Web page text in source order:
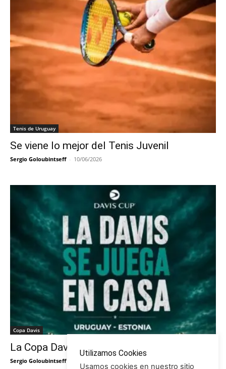
Tenis de Uruguay
Se viene lo mejor del Tenis Juvenil
Sergio Goloubintseff - 10/06/2026
Copa Davis
La Copa Davis vuelve al Círculo
Sergio Goloubintseff
Utilizamos Cookies
Usamos cookies en nuestro sitio